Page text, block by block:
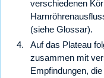
verschiedenen
(siehe Glossar).
Auf das Plateau
zusammen mit
Empfindungen,